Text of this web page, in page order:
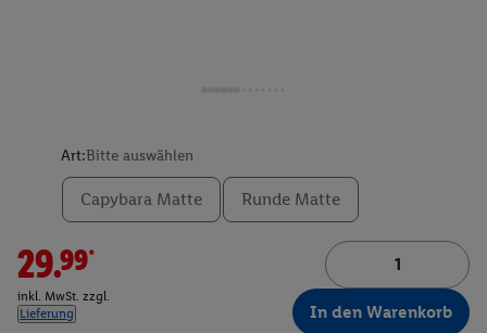
Art:Bitte auswählen
Capybara Matte Runde Matte
29.99*
inkl. MwSt. zzgl.
Lieferung
In den Warenkorb